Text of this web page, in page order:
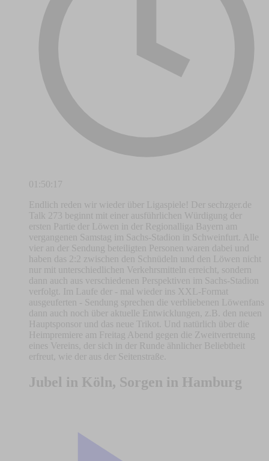
01:50:17
Endlich reden wir wieder über Ligaspiele! Der sechzger.de
Talk 273 beginnt mit einer ausführlichen Würdigung der
ersten Partie der Löwen in der Regionalliga Bayern am
vergangenen Samstag im Sachs-Stadion in Schweinfurt. Alle
vier an der Sendung beteiligten Personen waren dabei und
haben das 2:2 zwischen den Schnüdeln und den Löwen nicht
nur mit unterschiedlichen Verkehrsmitteln erreicht, sondern
dann auch aus verschiedenen Perspektiven im Sachs-Stadion
verfolgt. Im Laufe der - mal wieder ins XXL-Format
ausgeuferten - Sendung sprechen die verbliebenen Löwenfans
dann auch noch über aktuelle Entwicklungen, z.B. den neuen
Hauptsponsor und das neue Trikot. Und natürlich über die
Heimpremiere am Freitag Abend gegen die Zweitvertretung
eines Vereins, der sich in der Runde ähnlicher Beliebtheit
erfreut, wie der aus der Seitenstraße.
Jubel in Köln, Sorgen in Hamburg